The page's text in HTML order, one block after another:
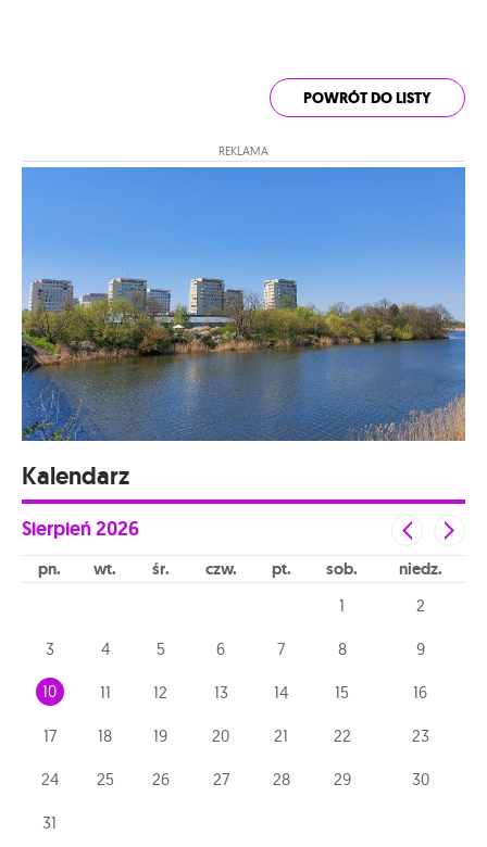
POWRÓT DO LISTY
REKLAMA
Kalendarz
Sierpień2026
pn wt śr czw pt sob niedz
1 2
3 4 5 6 7 8 9
10 11 12 13 14 15 16
17 18 19 20 21 22 23
24 25 26 27 28 29 30
31